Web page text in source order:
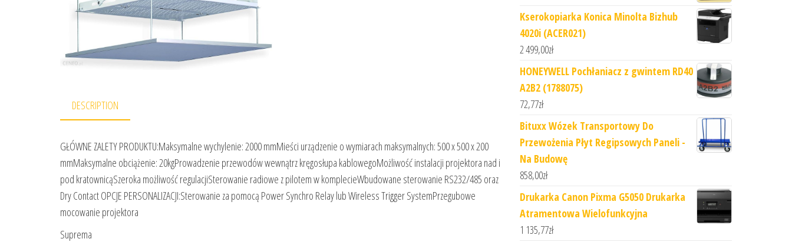
DESCRIPTION
GŁÓWNE ZALETY PRODUKTU:Maksymalne wychylenie: 2000 mmMieści urządzenie o wymiarach maksymalnych: 500 x 500 x 200
mmMaksymalne obciążenie: 20kgProwadzenie przewodów wewnątrz kręgosłupa kablowegoMożliwość instalacji projektora nad i
pod kratownicąSzeroka możliwość regulacjiSterowanie radiowe z pilotem w komplecieWbudowane sterowanie RS232/485 oraz
Dry Contact OPCJE PERSONALIZACJI:Sterowanie za pomocą Power Synchro Relay lub Wireless Trigger SystemPrzegubowe
mocowanie projektora
Suprema
Kserokopiarka Konica Minolta Bizhub
4020i (ACER021)
2 499,00zł
HONEYWELL Pochłaniacz z gwintem RD40
A2B2 (1788075)
72,77zł
Bituxx Wózek Transportowy Do
Przewożenia Płyt Regipsowych Paneli -
Na Budowę
858,00zł
Drukarka Canon Pixma G5050 Drukarka
Atramentowa Wielofunkcyjna
1 135,77zł